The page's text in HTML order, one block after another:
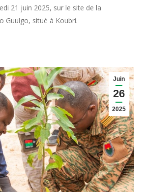
21 juin 2025, sur le site de la
Guulgo, situé à Koubri.
Juin
26
2025